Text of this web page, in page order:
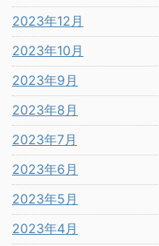
2023年12月
2023年10月
2023年9月
2023年8月
2023年7月
2023年6月
2023年5月
2023年4月